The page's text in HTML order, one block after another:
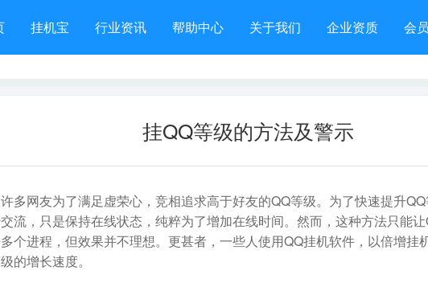
挂机宝 行业资讯 帮助中心 关于我们 企业资质 会
挂QQ等级的方法及警示
多网友为了满足虚荣心，竞相追求高于好友的QQ等级。为了快速提升
流，只是保持在线状态，纯粹为了增加在线时间。然而，这种方法只能
个进程，但效果并不理想。更甚者，一些人使用QQ挂机软件，以倍增
的增长速度。